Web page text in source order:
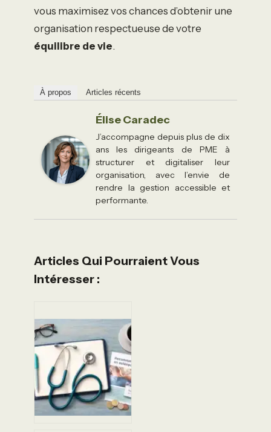
vous maximisez vos chances d’obtenir une
organisation respectueuse de votre
équilibre de vie.
À propos Articles récents
Élise Caradec
J’accompagne depuis plus de dix
ans les dirigeants de PME à
structurer et digitaliser leur
organisation, avec l’envie de
rendre la gestion accessible et
performante.
Articles Qui Pourraient Vous
Intéresser :